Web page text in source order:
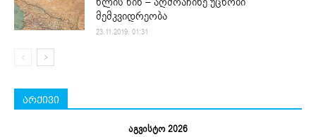
მემკვიდრეობა
23.11.2019. 01:31
არქივი
აგვისტო 2026